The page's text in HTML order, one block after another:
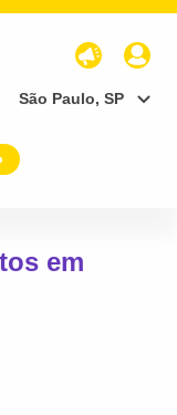
São Paulo, SP
em